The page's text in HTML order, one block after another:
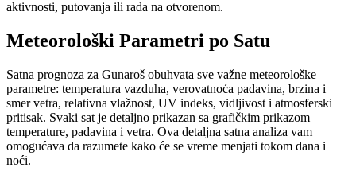
aktivnosti, putovanja ili rada na otvorenom.
Meteorološki Parametri po Satu
Satna prognoza za Gunaroš obuhvata sve važne meteorološke
parametre: temperatura vazduha, verovatnoća padavina, brzina i
smer vetra, relativna vlažnost, UV indeks, vidljivost i atmosferski
pritisak. Svaki sat je detaljno prikazan sa grafičkim prikazom
temperature, padavina i vetra. Ova detaljna satna analiza vam
omogućava da razumete kako će se vreme menjati tokom dana i
noći.